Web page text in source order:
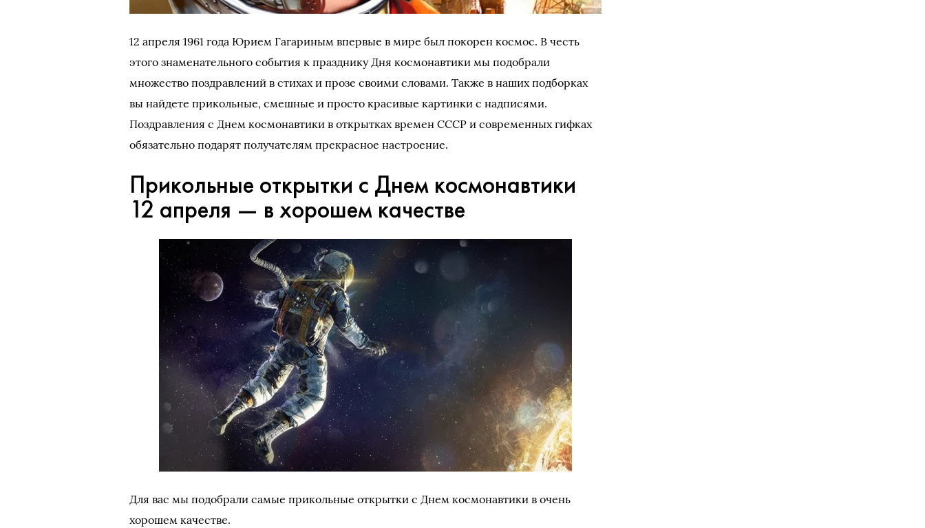
12 апреля 1961 года Юрием Гагариным впервые в мире был покорен космос. В честь
этого знаменательного события к празднику Дня космонавтики мы подобрали
множество поздравлений в стихах и прозе своими словами. Также в наших подборках
вы найдете прикольные, смешные и просто красивые картинки с надписями.
Поздравления с Днем космонавтики в открытках времен СССР и современных гифках
обязательно подарят получателям прекрасное настроение.
Прикольные открытки с Днем космонавтики
12 апреля — в хорошем качестве
Для вас мы подобрали самые прикольные открытки с Днем космонавтики в очень
хорошем качестве.